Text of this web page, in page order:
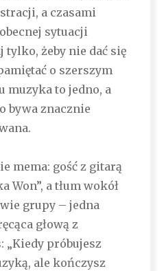
a czasami
sytuacji
tylko, żeby nie dać się
o szerszym
muzyka to jedno, a
bywa znacznie
mema: gość z gitarą
Won”, a tłum wokół
grupy – jedna
głową z
„Kiedy próbujesz
ale kończysz